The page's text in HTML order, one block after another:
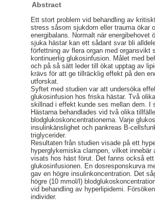
Abstract
Ett stort problem vid behandling av
stress såsom sjukdom eller trauma ökar
energibalans. Normalt när
sjuka hästar kan ett sådant svar bli
förfettning av flera organ med organsvikt
kontinuerlig glukosinfusion. Målet med
och på så sätt leder till ökat upptag av
krävs för att ge tillräcklig effekt på den
utforskat.
Syftet med studien var att undersöka
glukosinfusion hos friska hästar. Två
skillnad i effekt kunde ses mellan dem. I
Hästarna behandlades vid två olika
blodglukoskoncentrationerna. Varje
insulinkänslighet och pankreas B-
triglycerider.
Resultaten från studien visade på ett
hyperglykemiska clampen, vilket
visats hos häst förut. Det fanns också
glukosinfusionen. En dosresponskurva
gav en högre insulinkoncentration. Det
högre (10 mmol/l)
vid behandling av hyperlipidemi.
individer.